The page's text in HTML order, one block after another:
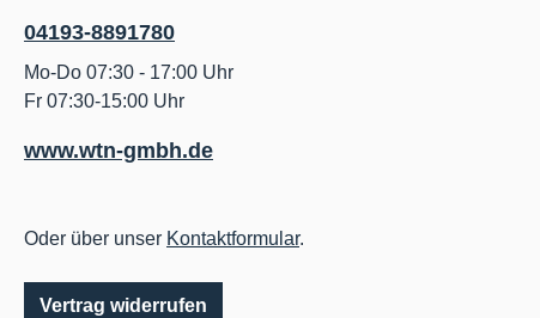
04193-8891780
Mo-Do 07:30 - 17:00 Uhr
Fr 07:30-15:00 Uhr
www.wtn-gmbh.de
Oder über unser Kontaktformular.
Vertrag widerrufen